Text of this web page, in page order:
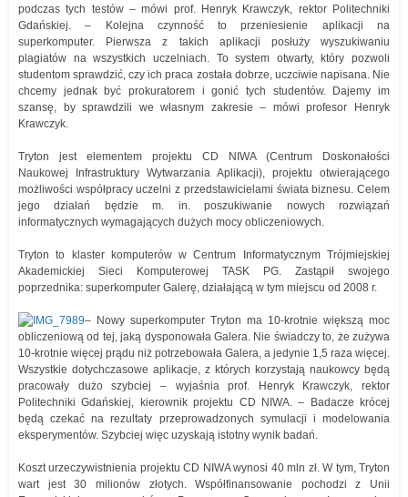
podczas tych testów – mówi prof. Henryk Krawczyk, rektor Politechniki
Gdańskiej. – Kolejna czynność to przeniesienie aplikacji na
superkomputer. Pierwsza z takich aplikacji posłuży wyszukiwaniu
plagiatów na wszystkich uczelniach. To system otwarty, który pozwoli
studentom sprawdzić, czy ich praca została dobrze, uczciwie napisana. Nie
chcemy jednak być prokuratorem i gonić tych studentów. Dajemy im
szansę, by sprawdzili we własnym zakresie – mówi profesor Henryk
Krawczyk.
Tryton jest elementem projektu CD NIWA (Centrum Doskonałości
Naukowej Infrastruktury Wytwarzania Aplikacji), projektu otwierającego
możliwości współpracy uczelni z przedstawicielami świata biznesu. Celem
jego działań będzie m. in. poszukiwanie nowych rozwiązań
informatycznych wymagających dużych mocy obliczeniowych.
Tryton to klaster komputerów w Centrum Informatycznym Trójmiejskiej
Akademickiej Sieci Komputerowej TASK PG. Zastąpił swojego
poprzednika: superkomputer Galerę, działającą w tym miejscu od 2008 r.
– Nowy superkomputer Tryton ma 10-krotnie większą moc
obliczeniową od tej, jaką dysponowała Galera. Nie świadczy to, że zużywa
10-krotnie więcej prądu niż potrzebowała Galera, a jedynie 1,5 raza więcej.
Wszystkie dotychczasowe aplikacje, z których korzystają naukowcy będą
pracowały dużo szybciej – wyjaśnia prof. Henryk Krawczyk, rektor
Politechniki Gdańskiej, kierownik projektu CD NIWA. – Badacze krócej
będą czekać na rezultaty przeprowadzonych symulacji i modelowania
eksperymentów. Szybciej więc uzyskają istotny wynik badań.
Koszt urzeczywistnienia projektu CD NIWA wynosi 40 mln zł. W tym, Tryton
wart jest 30 milionów złotych. Współfinansowanie pochodzi z Unii